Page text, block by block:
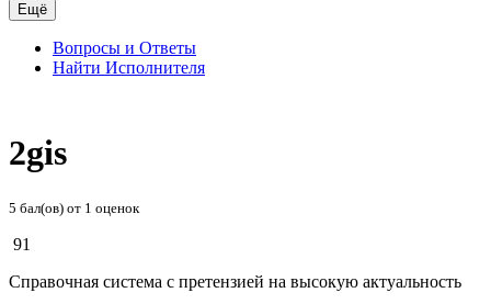
Ещё
Вопросы и Ответы
Найти Исполнителя
2gis
5 бал(ов) от 1 оценок
91
Справочная система с претензией на высокую актуальность